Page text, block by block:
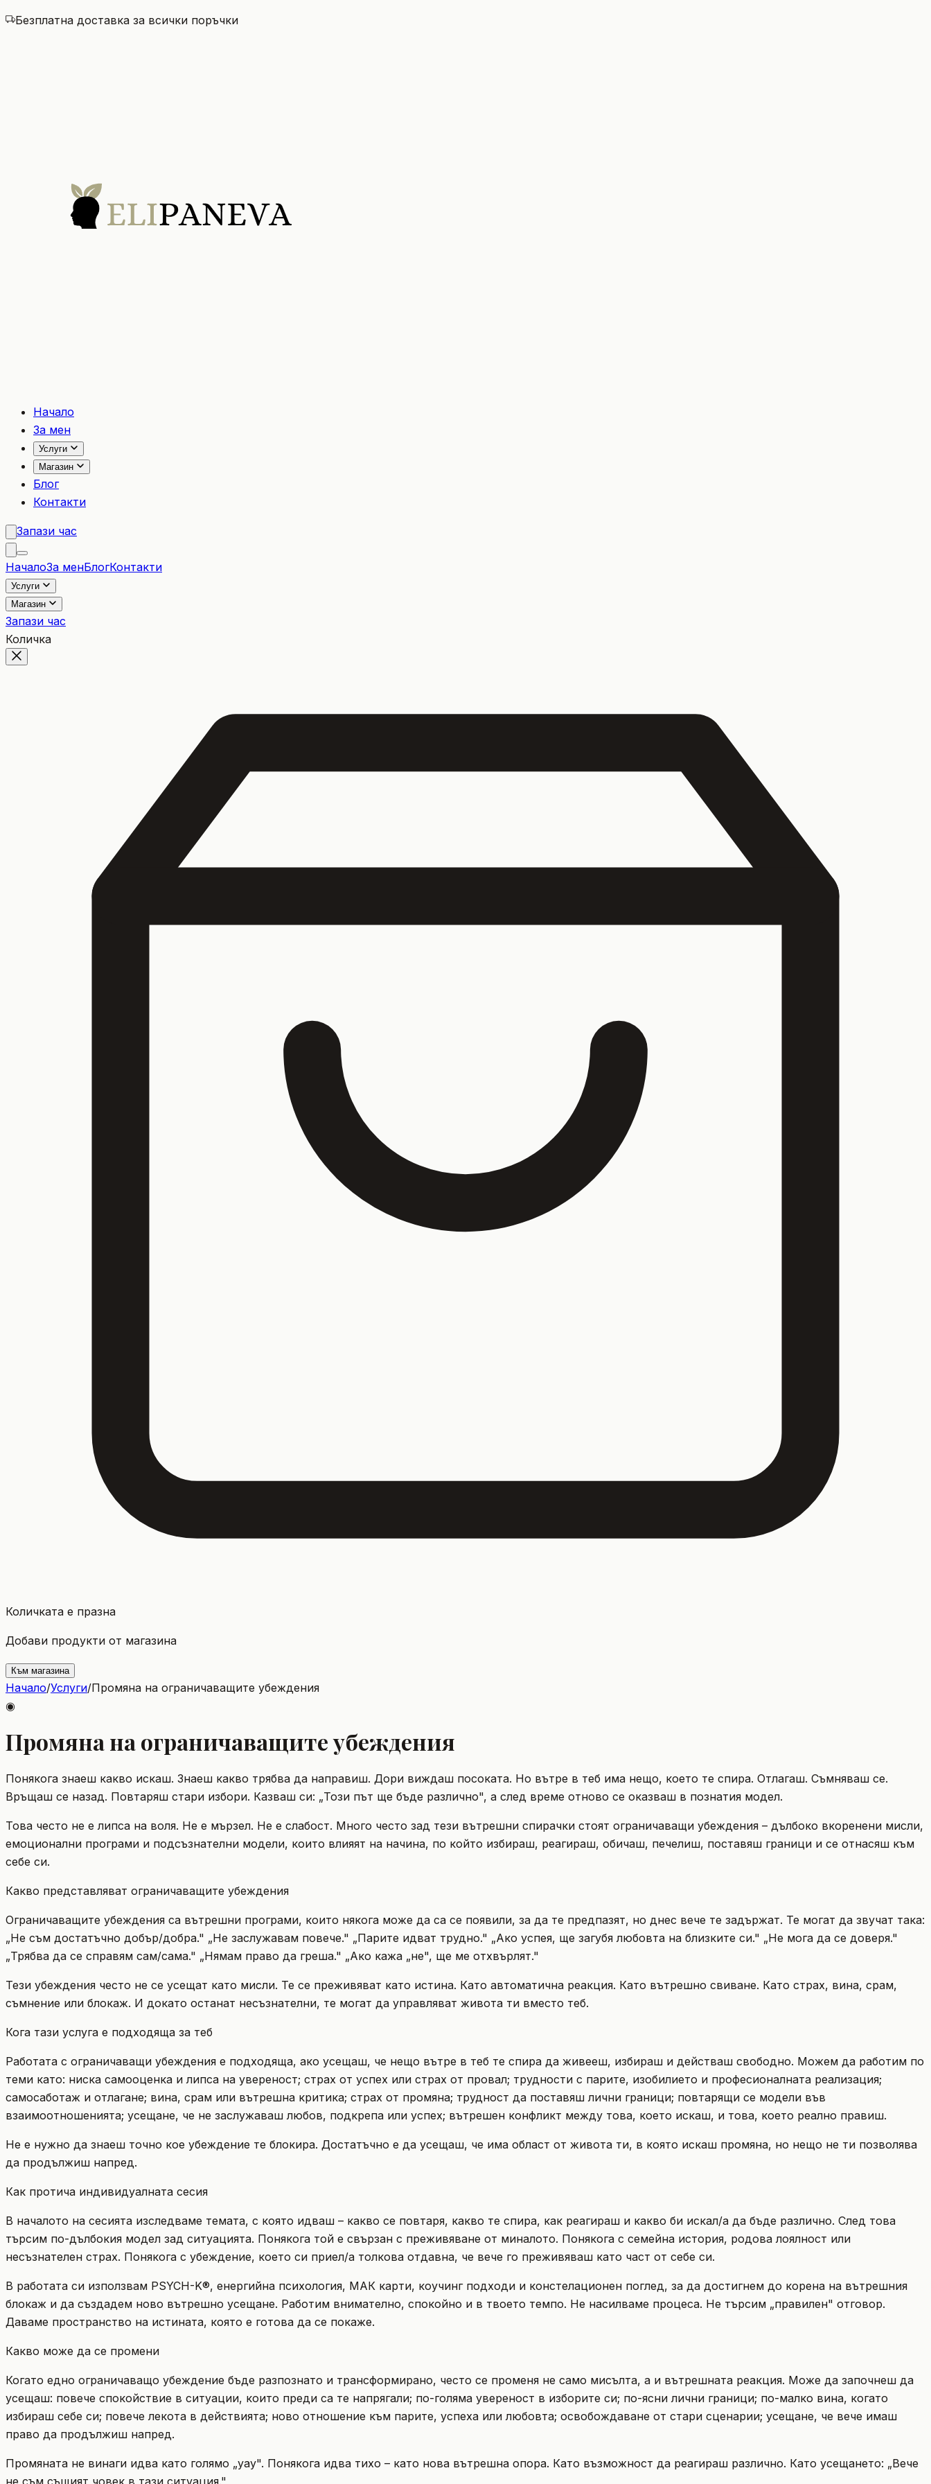
Безплатна доставка за всички поръчки
Начало
За мен
Услуги
Магазин
Блог
Контакти
Запази час
НачалоЗа менБлогКонтакти
Услуги
Магазин
Запази час
Количка
Количката е празна
Добави продукти от магазина
Към магазина
Начало/Услуги/Промяна на ограничаващите убеждения
◉
Промяна на ограничаващите убеждения
Понякога знаеш какво искаш. Знаеш какво трябва да направиш. Дори виждаш посоката. Но вътре в теб има нещо, което те спира. Отлагаш. Съмняваш се.
Връщаш се назад. Повтаряш стари избори. Казваш си: „Този път ще бъде различно", а след време отново се оказваш в познатия модел.
Това често не е липса на воля. Не е мързел. Не е слабост. Много често зад тези вътрешни спирачки стоят ограничаващи убеждения – дълбоко вкоренени мисли,
емоционални програми и подсъзнателни модели, които влияят на начина, по който избираш, реагираш, обичаш, печелиш, поставяш граници и се отнасяш към
себе си.
Какво представляват ограничаващите убеждения
Ограничаващите убеждения са вътрешни програми, които някога може да са се появили, за да те предпазят, но днес вече те задържат. Те могат да звучат така:
„Не съм достатъчно добър/добра." „Не заслужавам повече." „Парите идват трудно." „Ако успея, ще загубя любовта на близките си." „Не мога да се доверя."
„Трябва да се справям сам/сама." „Нямам право да греша." „Ако кажа „не", ще ме отхвърлят."
Тези убеждения често не се усещат като мисли. Те се преживяват като истина. Като автоматична реакция. Като вътрешно свиване. Като страх, вина, срам,
съмнение или блокаж. И докато останат несъзнателни, те могат да управляват живота ти вместо теб.
Кога тази услуга е подходяща за теб
Работата с ограничаващи убеждения е подходяща, ако усещаш, че нещо вътре в теб те спира да живееш, избираш и действаш свободно. Можем да работим по
теми като: ниска самооценка и липса на увереност; страх от успех или страх от провал; трудности с парите, изобилието и професионалната реализация;
самосаботаж и отлагане; вина, срам или вътрешна критика; страх от промяна; трудност да поставяш лични граници; повтарящи се модели във
взаимоотношенията; усещане, че не заслужаваш любов, подкрепа или успех; вътрешен конфликт между това, което искаш, и това, което реално правиш.
Не е нужно да знаеш точно кое убеждение те блокира. Достатъчно е да усещаш, че има област от живота ти, в която искаш промяна, но нещо не ти позволява
да продължиш напред.
Как протича индивидуалната сесия
В началото на сесията изследваме темата, с която идваш – какво се повтаря, какво те спира, как реагираш и какво би искал/а да бъде различно. След това
търсим по-дълбокия модел зад ситуацията. Понякога той е свързан с преживяване от миналото. Понякога с семейна история, родова лоялност или
несъзнателен страх. Понякога с убеждение, което си приел/а толкова отдавна, че вече го преживяваш като част от себе си.
В работата си използвам PSYCH-K®, енергийна психология, МАК карти, коучинг подходи и констелационен поглед, за да достигнем до корена на вътрешния
блокаж и да създадем ново вътрешно усещане. Работим внимателно, спокойно и в твоето темпо. Не насилваме процеса. Не търсим „правилен" отговор.
Даваме пространство на истината, която е готова да се покаже.
Какво може да се промени
Когато едно ограничаващо убеждение бъде разпознато и трансформирано, често се променя не само мисълта, а и вътрешната реакция. Може да започнеш да
усещаш: повече спокойствие в ситуации, които преди са те напрягали; по-голяма увереност в изборите си; по-ясни лични граници; по-малко вина, когато
избираш себе си; повече лекота в действията; ново отношение към парите, успеха или любовта; освобождаване от стари сценарии; усещане, че вече имаш
право да продължиш напред.
Промяната не винаги идва като голямо „уау". Понякога идва тихо – като нова вътрешна опора. Като възможност да реагираш различно. Като усещането: „Вече
не съм същият човек в тази ситуация."